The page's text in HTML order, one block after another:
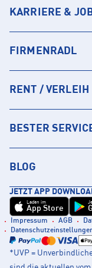
KARRIERE &
FIRMENRADL
RENT / VERLEIH
BESTER
BLOG
JETZT APP
Laden im
App Store
Impressum AGB
*UVP =